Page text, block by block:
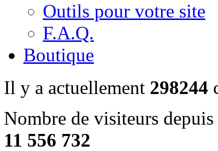
Outils pour votre site
F.A.Q.
Boutique
Il y a actuellement 298244
Nombre de visiteurs
11 556 732